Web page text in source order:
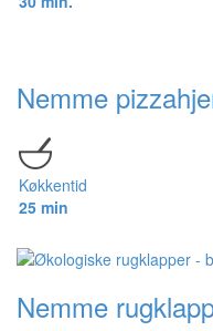
Nemme
Køkkentid
25 min
Nemme